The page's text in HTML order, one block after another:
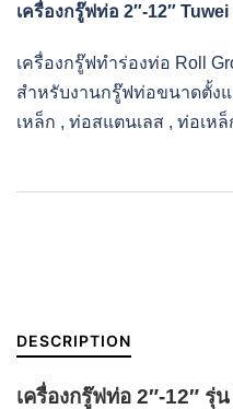
เครื่องกรู๊ฟท่อ 2″-12″ Tuwei
เครื่องกรู๊ฟทำร่องท่อ Roll
สำหรับงานกรู๊ฟท่อขนาดตั้ง
เหล็ก , ท่อสแตนเลส , ท่อเห
DESCRIPTION
เครื่องกรู๊ฟท่อ 2″-12″ รุ่